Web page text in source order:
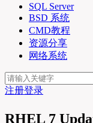
SQL Server
BSD 系统
CMD教程
资源分享
网络系统
注册登录
RHEL 7